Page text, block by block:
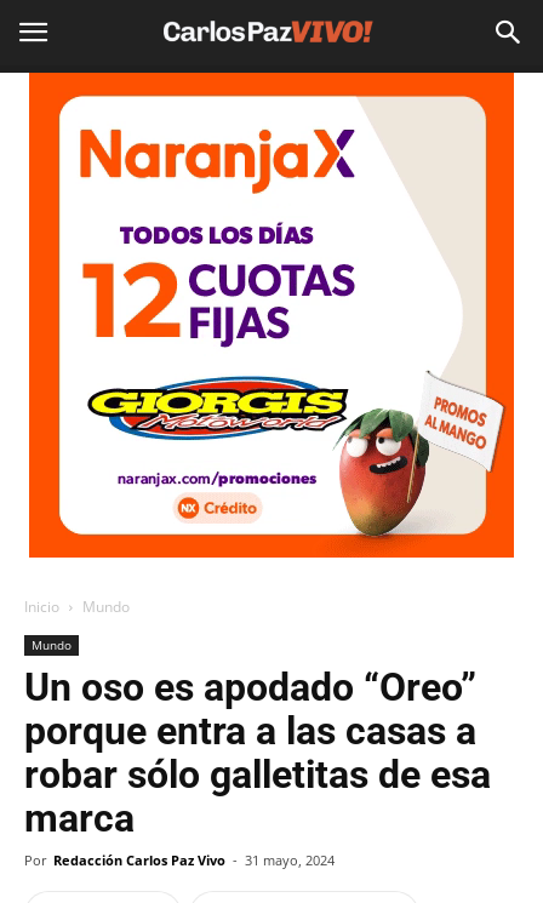
Inicio Mundo
Mundo
Un oso es apodado “Oreo”
porque entra a las casas a
robar sólo galletitas de esa
marca
Por Redacción Carlos Paz Vivo - 31 mayo, 2024